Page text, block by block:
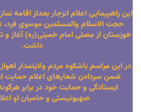
این راهپیمایی اعلام انزجار بعداز اقامه
حجت الاسلام والمسلمین موسوی فرد،
خوزستان از مصلی امام خمینی(ره) آغاز و تا
داشت.
در این مراسم باشکوه مردم ولایتمدار
ضمن سردادن شعارهای اعلام حمایت
ایستادگی و حمایت خود در برابر
صهیونیستی و حامیان او